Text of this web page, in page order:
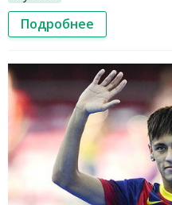
Подробнее